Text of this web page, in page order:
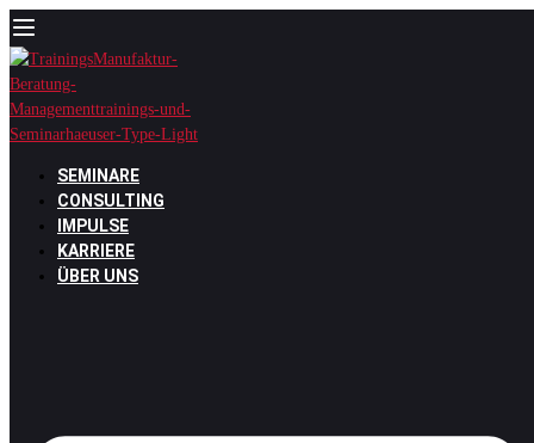
Zum
Inhalt
springen
SEMINARE
CONSULTING
IMPULSE
KARRIERE
ÜBER UNS